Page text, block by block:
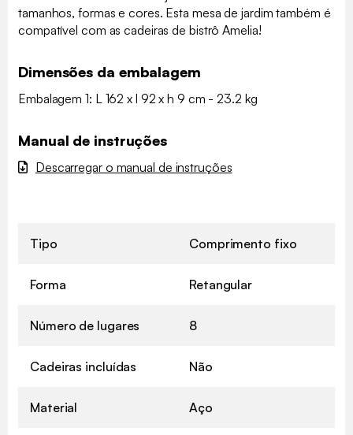
tamanhos, formas e cores. Esta mesa de jardim também é
compatível com as cadeiras de bistrô Amelia!
Dimensões da embalagem
Embalagem 1: L 162 x l 92 x h 9 cm - 23.2 kg
Manual de instruções
Descarregar o manual de instruções
Tipo Comprimento fixo
Forma Retangular
Número de lugares 8
Cadeiras incluídas Não
Material Aço